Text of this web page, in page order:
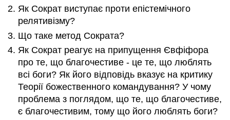
Як Сократ виступає проти епістемічного
релятивізму?
Що таке метод Сократа?
Як Сократ реагує на припущення Євфіфора
про те, що благочестиве - це те, що люблять
всі боги? Як його відповідь вказує на критику
Теорії божественного командування? У чому
проблема з поглядом, що те, що благочестиве,
є благочестивим, тому що його люблять боги?